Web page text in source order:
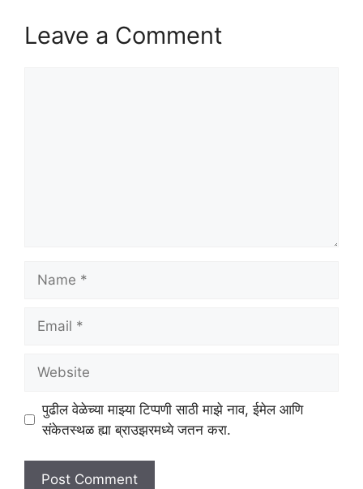
Leave a Comment
पुढील वेळेच्या माझ्या टिप्पणी साठी माझे नाव, ईमेल आणि
संकेतस्थळ ह्या ब्राउझरमध्ये जतन करा.